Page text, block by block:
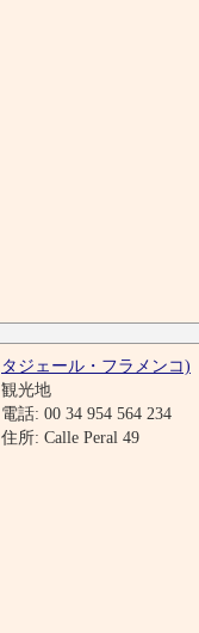
タジェール・フラメンコ)
観光地
電話: 00 34 954 564 234
住所: Calle Peral 49